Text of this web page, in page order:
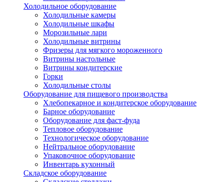
Холодильное оборудование
Холодильные камеры
Холодильные шкафы
Морозильные лари
Холодильные витрины
Фризеры для мягкого мороженного
Витрины настольные
Витрины кондитерские
Горки
Холодильные столы
Оборудование для пищевого производства
Хлебопекарное и кондитерское оборудование
Барное оборудование
Оборудование для фаст-фуда
Тепловое оборудование
Технологическое оборудование
Нейтральное оборудование
Упаковочное оборудование
Инвентарь кухонный
Складское оборудование